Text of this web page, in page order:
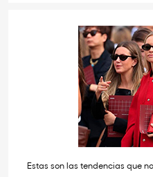
Estas son las tendencias que